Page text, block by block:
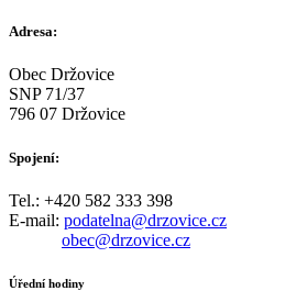
Adresa:
Obec Držovice
SNP 71/37
796 07 Držovice
Spojení:
Tel.: +420 582 333 398
E-mail: podatelna@drzovice.cz
obec@drzovice.cz
Úřední hodiny